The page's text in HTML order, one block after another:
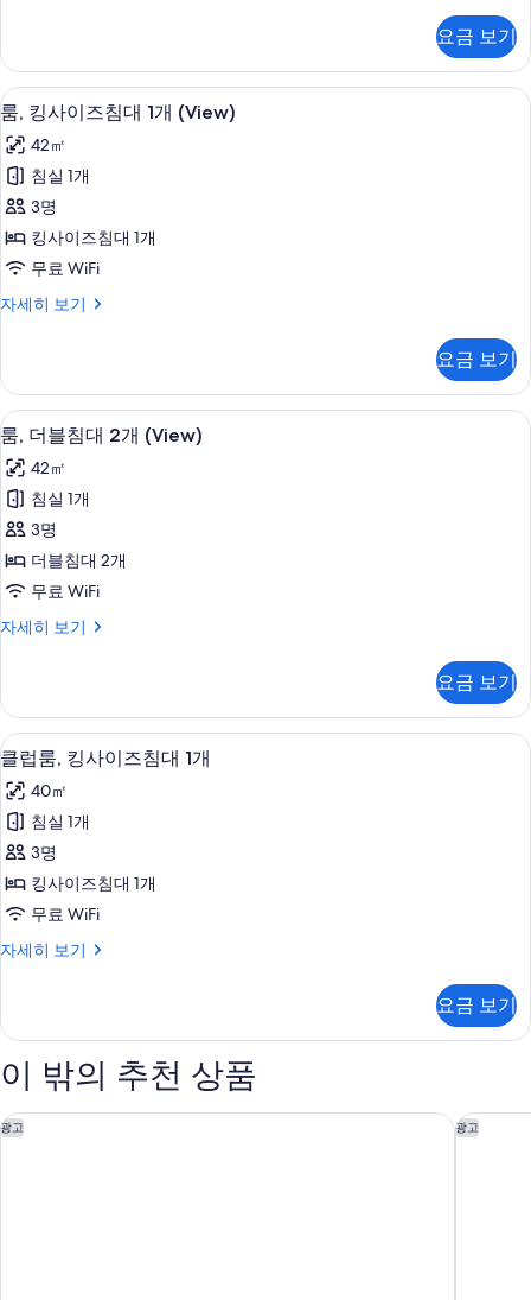
모
두
보
기
대
개
자
세
히
보
기
요금 보기
룸,
킹
사
이
즈
침
1
(View)
사
진
모
두
보
기
고급 침구, 오리/거위털 이불, 미니바,
8
룸, 킹사이즈침대 1개 (View)
42㎡
침실 1개
3명
킹사이즈침대 1개
무료 WiFi
자세히 보기
룸,
즈
침
대
1
개
(View)
자
세
히
보
기
요금 보기
룸,
더
블
침
대
2
개
(View)
모
두
보
기
고급 침구, 오리/거위털 이불, 미니바,
8
룸, 더블침대 2개 (View)
42㎡
침실 1개
3명
더블침대 2개
무료 WiFi
자세히 보기
룸,
대
개
(View)
자
세
히
보
기
요금 보기
클
럽
룸,
킹
사
이
침
1
사
진
모
7
클럽룸, 킹사이즈침대 1개
40㎡
침실 1개
3명
킹사이즈침대 1개
무료 WiFi
자세히 보기
클
사
즈
대
1
요금 보기
이 밖의 추천 상품
광고
만다린 오리엔탈 첸멘, 베이징 광고
더 웨스